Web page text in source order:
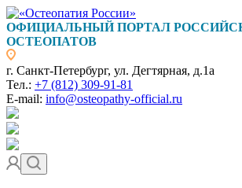
ОФИЦИАЛЬНЫЙ ПОРТАЛ
ОСТЕОПАТОВ
г. Санкт-Петербург, ул. Дегтярная, д.1а
Тел.: +7 (812) 309-91-81
E-mail: info@osteopathy-official.ru